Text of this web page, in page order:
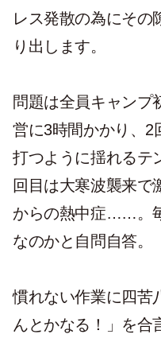
レス発散の為にその
り出します。
問題は全員キャンプ
営に3時間かかり、2
打つように揺れるテ
回目は大寒波襲来で
からの熱中症……。
なのかと自問自答。
慣れない作業に四苦
んとかなる！」を合